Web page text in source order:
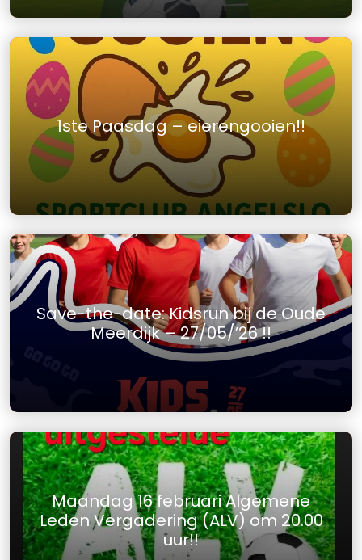
1ste Paasdag – eierengooien!!
Save-the-date: Kidsrun bij de Oude
Meerdijk – 27/05/’26 !!
Maandag 16 februari Algemene
Leden Vergadering (ALV) om 20.00
uur!!